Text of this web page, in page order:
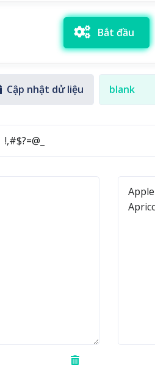
Bắt đầu
Cập nhật dử liệu blank